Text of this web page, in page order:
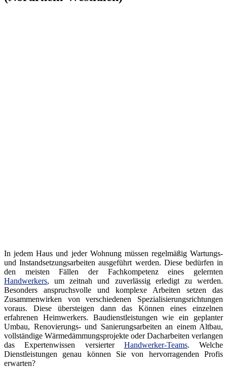
In jedem Haus und jeder Wohnung müssen regelmäßig Wartungs-
und Instandsetzungsarbeiten ausgeführt werden. Diese bedürfen in
den meisten Fällen der Fachkompetenz eines gelernten
Handwerkers, um zeitnah und zuverlässig erledigt zu werden.
Besonders anspruchsvolle und komplexe Arbeiten setzen das
Zusammenwirken von verschiedenen Spezialisierungsrichtungen
voraus. Diese übersteigen dann das Können eines einzelnen
erfahrenen Heimwerkers. Baudienstleistungen wie ein geplanter
Umbau, Renovierungs- und Sanierungsarbeiten an einem Altbau,
vollständige Wärmedämmungsprojekte oder Dacharbeiten verlangen
das Expertenwissen versierter Handwerker-Teams. Welche
Dienstleistungen genau können Sie von hervorragenden Profis
erwarten?